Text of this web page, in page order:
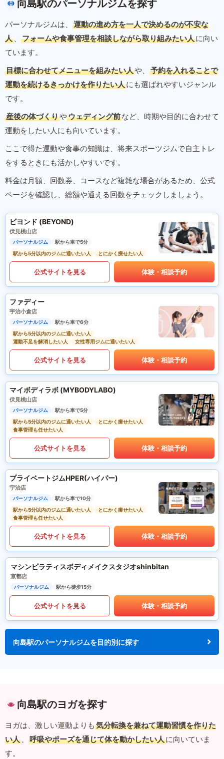
向島駅のパーソナルジムを探す
パーソナルジムは、
運動の進め方を一人で決めるのが不安な
人 、 フォームや食事管理を相談しながら取り組みたい人に向い
ています。
目標に合わせてメニューを組みたい人や、
予約を入れることで
運動を続けるきっかけを作りたい人にも選ばれやすいジャンル
です。
産後の体づくりやウェディング前など、時期や目的に合わせて
運動をしたい人にも向いています。
ここで得た運動や食事の知識は、将来スポーツジムで自主トレ
をするときにも活かしやすいです。
料金は月額、回数券、コースなど複雑な場合があるため、公式
ページを確認し、総額や通える回数をチェックしましょう。
ビヨンド (BEYOND)
伏見桃山店
パーソナルジム
駅から車で5分
駅から5分以内のジムに通いたい人
とにかく痩せたい人
公式サイトを見る 体験・相談予約
ファディー
宇治小倉店
パーソナルジム
駅から車で6分
駅から5分以内のジムに通いたい人
運動不足を解消したい人
女性専用ジムに通いたい人
公式サイトを見る 体験・相談予約
マイボディラボ (MYBODYLABO)
伏見桃山店
パーソナルジム
駅から車で5分
駅から5分以内のジムに通いたい人
とにかく痩せたい人
食事管理も任せたい人
公式サイトを見る 体験・相談予約
プライベートジムHPER(ハイパー)
宇治店
パーソナルジム
駅から車で10分
駅から5分以内のジムに通いたい人
とにかく痩せたい人
食事管理も任せたい人
公式サイトを見る 体験・相談予約
マシンピラティスボディメイクスタジオshinbitan
京都店
パーソナルジム 駅から徒歩15分
公式サイトを見る 体験・相談予約
向島駅のパーソナルジムを目的別に探す
向島駅のヨガを探す
ヨガは、激しい運動よりも 気分転換を兼ねて運動習慣を作りた
い人 、 呼吸やポーズを通じて体を動かしたい人に向いていま
す。